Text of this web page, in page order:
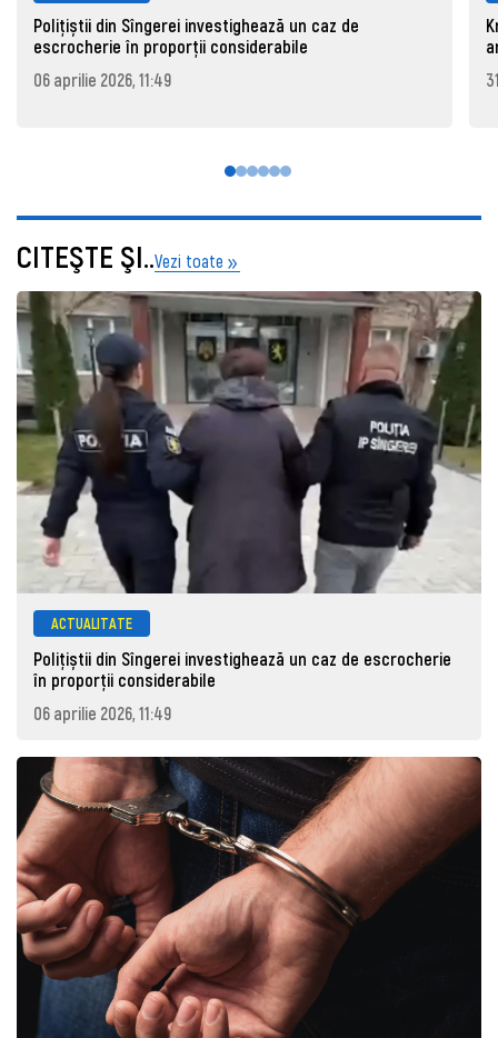
Polițiștii din Sîngerei investighează un caz de
escrocherie în proporții considerabile
06 aprilie 2026, 11:49
CITEŞTE ŞI..Vezi toate
ACTUALITATE
Polițiștii din Sîngerei investighează un caz de escrocherie
în proporții considerabile
06 aprilie 2026, 11:49